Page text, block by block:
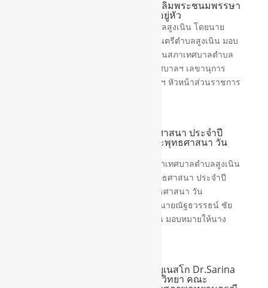
ฉายาลักษณ์ เนื่องในโอกาสวันเฉลิมพระชนมพรรษา
พระบาทสมเด็จพระวชิรเกล้าเจ้าอยู่หัว
วันที่ 28 กรกฎาคม 2569 เทศบาลตำบลสูงเนิน โดยนาย
ณัฐธวรรธน์ ชัยวิฑูอนุกูล นายกเทศมนตรีตำบลสูงเนิน มอบ
หมายให้ นางเรณู หาญสูงเนิน ประธานสภาเทศบาลตำบล
สูงเนิน พร้อมด้วยรองประธานสภาเทศบาลฯ เลขานุการ
นายกเทศมนตรีฯ สมาชิกสภาเทศบาลฯ หัวหน้าส่วนราชการ
โครงการวันสำคัญทางพระพุทธศาสนา ประจำปี
2569 กิจกรรมสัปดาห์ส่งเสริมพระพุทธศาสนา วัน
วันที่ 24 กรกฎาคม 2569 กองการศึกษาเทศบาลตำบลสูงเนิน
ดำเนิน”โครงการวันสำคัญทางพระพุทธศาสนา ประจำปี
2569 กิจกรรมสัปดาห์ส่งเสริมพระพุทธศาสนา วัน
อาสาฬหบูชาและวันเข้าพรรษา” โดยนายณัฐธวรรธน์ ชัย
วิฑูอนุกูล นายกเทศมนตรีตำบลสูงเนิน มอบหมายให้นาง
ร่วมต้อนรับผู้เชี่ยวชาญธรณีโลกยูเนสโก Dr.Sarina
และ Dr.Takuma Katori นักธรณีวิทยา คณะ